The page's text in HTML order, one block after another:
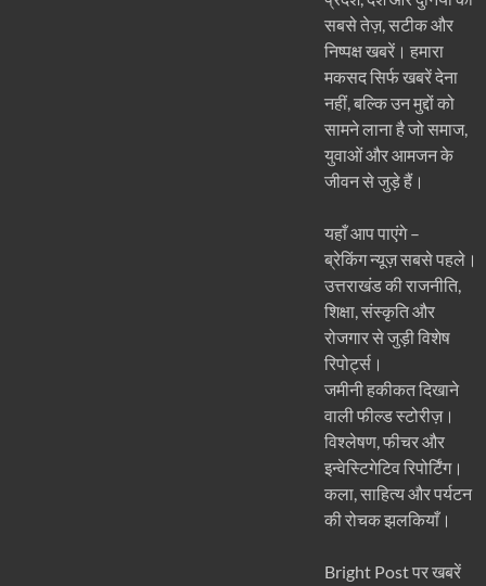
सबसे तेज़, सटीक और
निष्पक्ष खबरें। हमारा
मकसद सिर्फ खबरें देना
नहीं, बल्कि उन मुद्दों को
सामने लाना है जो समाज,
युवाओं और आमजन के
जीवन से जुड़े हैं।
यहाँ आप पाएंगे –
ब्रेकिंग न्यूज़ सबसे पहले।
उत्तराखंड की राजनीति,
शिक्षा, संस्कृति और
रोजगार से जुड़ी विशेष
रिपोर्ट्स।
जमीनी हकीकत दिखाने
वाली फील्ड स्टोरीज़।
विश्लेषण, फीचर और
इन्वेस्टिगेटिव रिपोर्टिंग।
कला, साहित्य और पर्यटन
की रोचक झलकियाँ।
Bright Post पर खबरें